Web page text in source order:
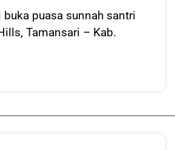
buka puasa sunnah santri
Tamansari – Kab.